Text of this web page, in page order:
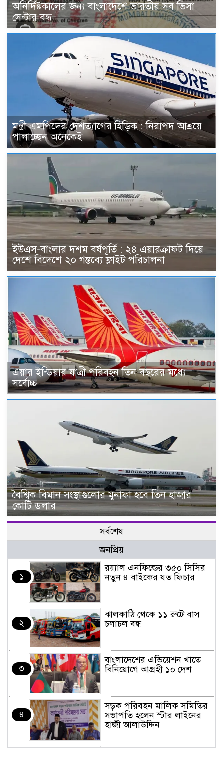
অনির্দিষ্টকালের জন্য বাংলাদেশে ভারতীয় সব ভিসা
সেন্টার বন্ধ
মন্ত্রী এমপিদের দেশত্যাগের হিড়িক : নিরাপদ আশ্রয়ে
পালাচ্ছেন অনেকেই
ইউএস-বাংলার দশম বর্ষপূর্তি : ২৪ এয়ারক্রাফট দিয়ে
দেশে বিদেশে ২০ গন্তব্যে ফ্লাইট পরিচালনা
এয়ার ইন্ডিয়ার যাত্রী পরিবহন তিন বছরের মধ্যে
সর্বোচ্চ
বৈশ্বিক বিমান সংস্থাগুলোর মুনাফা হবে তিন হাজার
কোটি ডলার
সর্বশেষ
জনপ্রিয়
১
র‌য়্যাল এনফিল্ডের ৩৫০ সিসির
নতুন ৪ বাইকের যত ফিচার
২
ঝালকাঠি থেকে ১১ রুটে বাস
চলাচল বন্ধ
৩
বাংলাদেশের এভিয়েশন খাতে
বিনিয়োগে আগ্রহী ১০ দেশ
৪
সড়ক পরিবহন মালিক সমিতির
সভাপতি হলেন স্টার লাইনের
হাজী আলাউদ্দিন